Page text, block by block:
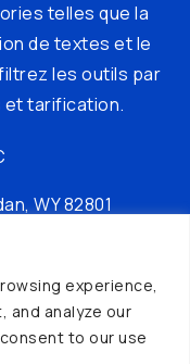
experience,
and analyze our
to our use
telles que la
de textes et le
les outils par
tarification.
WY 82801